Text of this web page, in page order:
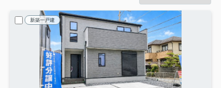
新築一戸建